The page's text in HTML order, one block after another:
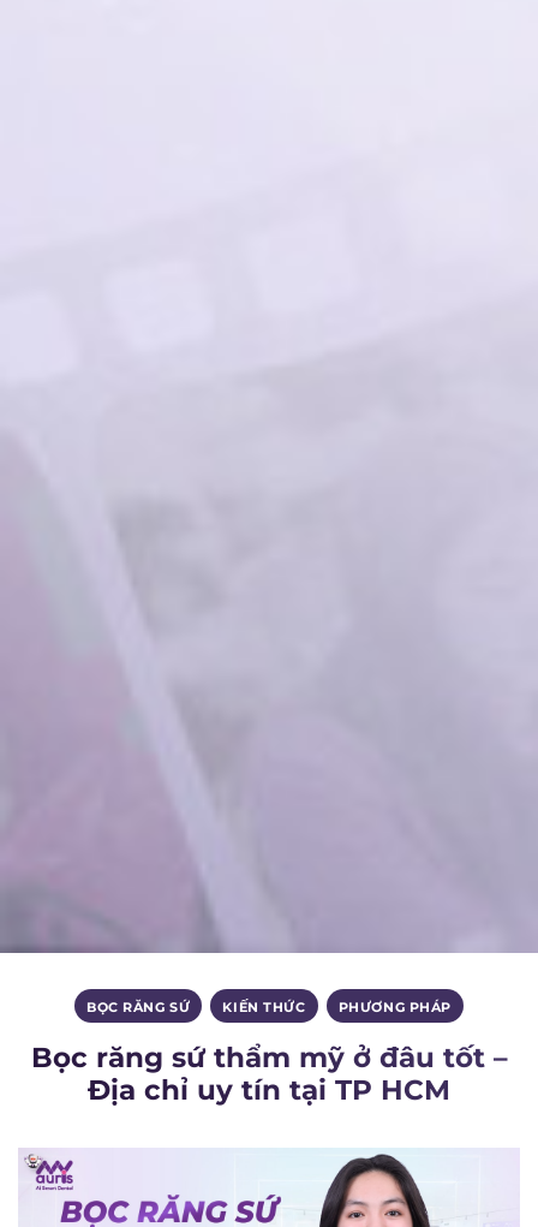
BỌC RĂNG SỨ , KIẾN THỨC , PHƯƠNG PHÁP
Bọc răng sứ thẩm mỹ ở đâu tốt –
Địa chỉ uy tín tại TP HCM